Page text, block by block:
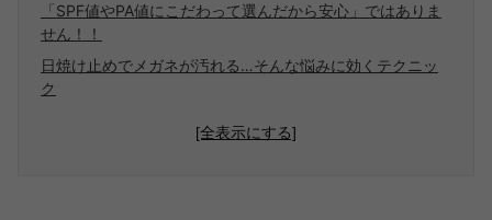
「SPF値やPA値にこだわって選んだから安心」ではありま
せん！！
日焼け止めでメガネが汚れる…そんな悩みに効くテクニッ
ク
[全表示にする]